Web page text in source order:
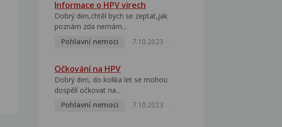
Informace o HPV virech
Dobrý den,chtěl bych se zeptat,jak
poznám zda nemám...
Pohlavní nemoci
7.10.2023
Očkování na HPV
Dobrý den, do kolika let se mohou
dospělí očkovat na...
Pohlavní nemoci
7.10.2023